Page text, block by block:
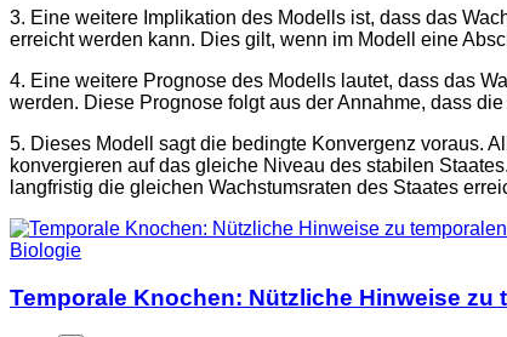
3. Eine weitere Implikation des Modells ist, dass das
erreicht werden kann. Dies gilt, wenn im Modell eine
4. Eine weitere Prognose des Modells lautet, dass das
werden. Diese Prognose folgt aus der Annahme, dass
5. Dieses Modell sagt die bedingte Konvergenz voraus.
konvergieren auf das gleiche Niveau des stabilen
langfristig die gleichen Wachstumsraten des Staates
Biologie
Temporale Knochen: Nützliche Hinweise